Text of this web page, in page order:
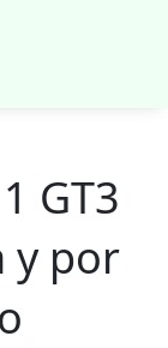
GT3
y por